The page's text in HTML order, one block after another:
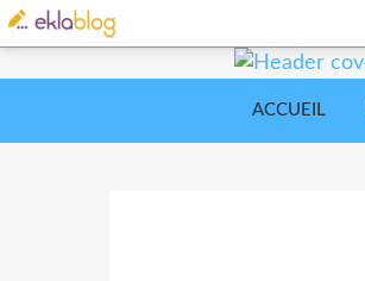
ACCUEIL